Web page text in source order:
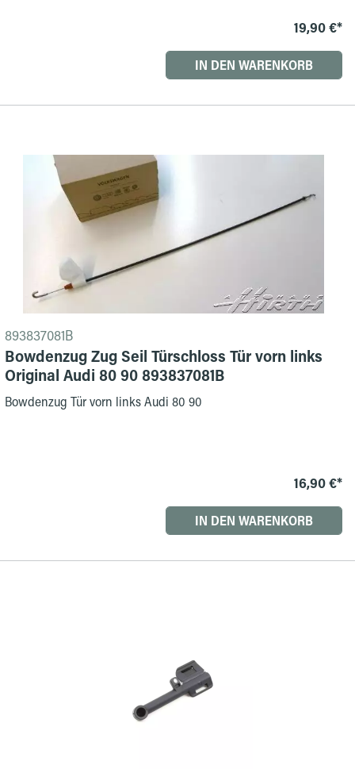
19,90 €*
IN DEN WARENKORB
893837081B
Bowdenzug Zug Seil Türschloss Tür vorn links
Original Audi 80 90 893837081B
Bowdenzug Tür vorn links Audi 80 90
16,90 €*
IN DEN WARENKORB